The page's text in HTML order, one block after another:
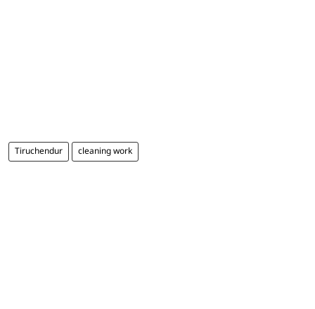
Tiruchendur cleaning work